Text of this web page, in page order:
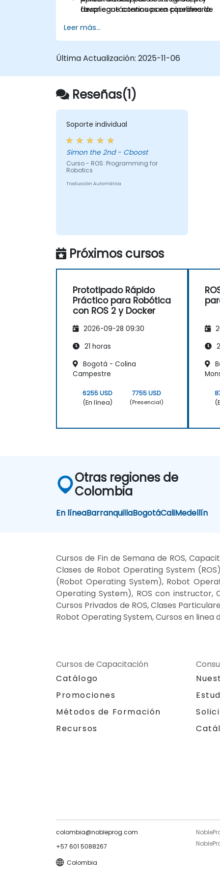
despliegue continuos en pipelines de
favor contáctenos para coordinarla.
Leer más...
Última Actualización: 2025-11-06
Reseñas(1)
Soporte individual
Simon the 2nd - Cboost
Curso - ROS: Programming for
Robotics
Traducción Automática
Próximos cursos
Prototipado Rápido
Práctico para Robótica
con ROS 2 y Docker
2026-09-28 09:30
21 horas
Bogotá - Colina
Campestre
6255 USD
(En línea)
7755 USD
(Presencial)
Otras regiones de
Colombia
En líneaBarranquillaBogotáCaliMedellín
Cursos de Fin de Semana de ROS,
Clases de Robot Operating System
(Robot Operating System), Robot
Operating System), ROS con instructor,
Cursos Privados de ROS, Clases
Robot Operating System, Cursos en linea
Cursos de Capacitación
Catálogo
Promociones
Métodos de Formación
Recursos
colombia@nobleprog.com
+57 601 5088267
Colombia